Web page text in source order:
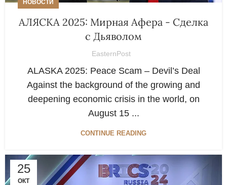
НОВОСТИ
АЛЯСКА 2025: Мирная Афера - Сделка
с Дьяволом
EasternPost
ALASKA 2025: Peace Scam – Devil’s Deal
Against the background of the growing and
deepening economic crisis in the world, on
August 15 ...
CONTINUE READING
25
ОКТ